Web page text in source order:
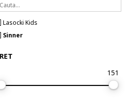
Lasocki Kids
Sinner
151